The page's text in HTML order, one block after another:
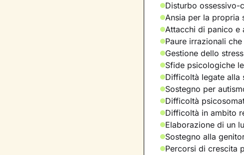
Disturbo ossessivo-
Ansia per la propria
Attacchi di panico e
Paure irrazionali
Gestione dello stress
Sfide psicologiche
Difficoltà legate alla
Sostegno per
Difficoltà
Difficoltà in ambito
Elaborazione di un
Sostegno alla
Percorsi di crescita